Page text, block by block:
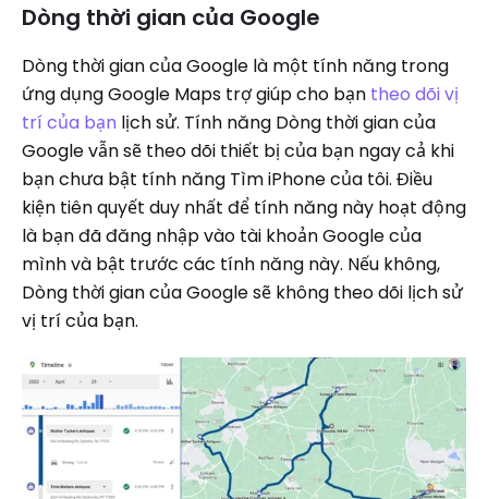
Dòng thời gian của Google
Dòng thời gian của Google là một tính năng trong
ứng dụng Google Maps trợ giúp cho bạn theo dõi vị
trí của bạn lịch sử. Tính năng Dòng thời gian của
Google vẫn sẽ theo dõi thiết bị của bạn ngay cả khi
bạn chưa bật tính năng Tìm iPhone của tôi. Điều
kiện tiên quyết duy nhất để tính năng này hoạt động
là bạn đã đăng nhập vào tài khoản Google của
mình và bật trước các tính năng này. Nếu không,
Dòng thời gian của Google sẽ không theo dõi lịch sử
vị trí của bạn.